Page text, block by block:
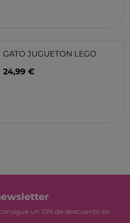
GATO JUGUETON LEGO
24,99 €
un 10% de descuento en